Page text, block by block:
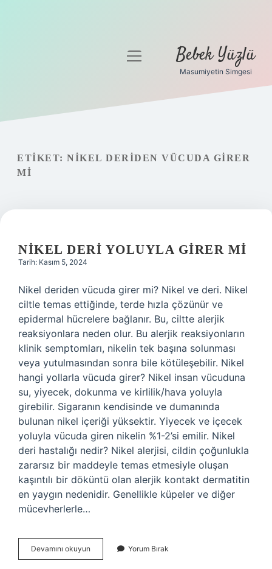
Gizlilik Politikası
menüyü
Bebek Yüzlü
Masumiyetin Simgesi
ETIKET: NIKEL DERIDEN VÜCUDA GIRER
MI
NIKEL DERI YOLUYLA GIRER MI
Tarih: Kasım 5, 2024
Nikel deriden vücuda girer mi? Nikel ve deri. Nikel
ciltle temas ettiğinde, terde hızla çözünür ve
epidermal hücrelere bağlanır. Bu, ciltte alerjik
reaksiyonlara neden olur. Bu alerjik reaksiyonların
klinik semptomları, nikelin tek başına solunması
veya yutulmasından sonra bile kötüleşebilir. Nikel
hangi yollarla vücuda girer? Nikel insan vücuduna
su, yiyecek, dokunma ve kirlilik/hava yoluyla
girebilir. Sigaranın kendisinde ve dumanında
bulunan nikel içeriği yüksektir. Yiyecek ve içecek
yoluyla vücuda giren nikelin %1-2’si emilir. Nikel
deri hastalığı nedir? Nikel alerjisi, cildin çoğunlukla
zararsız bir maddeyle temas etmesiyle oluşan
kaşıntılı bir döküntü olan alerjik kontakt dermatitin
en yaygın nedenidir. Genellikle küpeler ve diğer
mücevherlerle…
Devamını okuyun
Deri
Yorum Bırak